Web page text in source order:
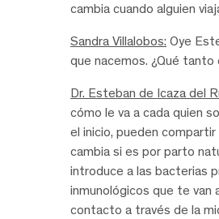
cambia cuando alguien
Sandra Villalobos: Oye
que nacemos. ¿Qué
Dr. Esteban de Icaza del
cómo le va a cada quien
el inicio, pueden
cambia si es por parto
introduce a las bacterias
inmunológicos que te van
contacto a través de la